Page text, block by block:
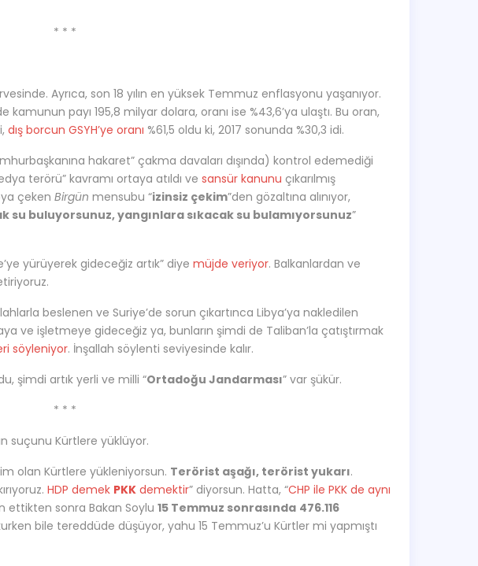
* * *
Ayrıca, son 18 yılın en yüksek Temmuz enflasyonu yaşanıyor.
payı 195,8 milyar dolara, oranı ise %43,6’ya ulaştı. Bu oran,
dış borcun GSYH’ye oranı %61,5 oldu ki, 2017 sonunda %30,3 idi.
hakaret” çakma davaları dışında) kontrol edemediği
terörü” kavramı ortaya atıldı ve sansür kanunu çıkarılmış
çeken Birgün mensubu “izinsiz çekim”den gözaltına alınıyor,
su buluyorsunuz, yangınlara sıkacak su bulamıyorsunuz”
yürüyerek gideceğiz artık” diye müjde veriyor. Balkanlardan ve
beslenen ve Suriye’de sorun çıkartınca Libya’ya nakledilen
ve işletmeye gideceğiz ya, bunların şimdi de Taliban’la çatıştırmak
söyleniyor. İnşallah söylenti seviyesinde kalır.
şimdi artık yerli ve milli “Ortadoğu Jandarması” var şükür.
* * *
suçunu Kürtlere yüklüyor.
olan Kürtlere yükleniyorsun. Terörist aşağı, terörist yukarı.
HDP demek PKK demektir” diyorsun. Hatta, “CHP ile PKK de aynı
ettikten sonra Bakan Soylu 15 Temmuz sonrasında 476.116
bile tereddüde düşüyor, yahu 15 Temmuz’u Kürtler mi yapmıştı